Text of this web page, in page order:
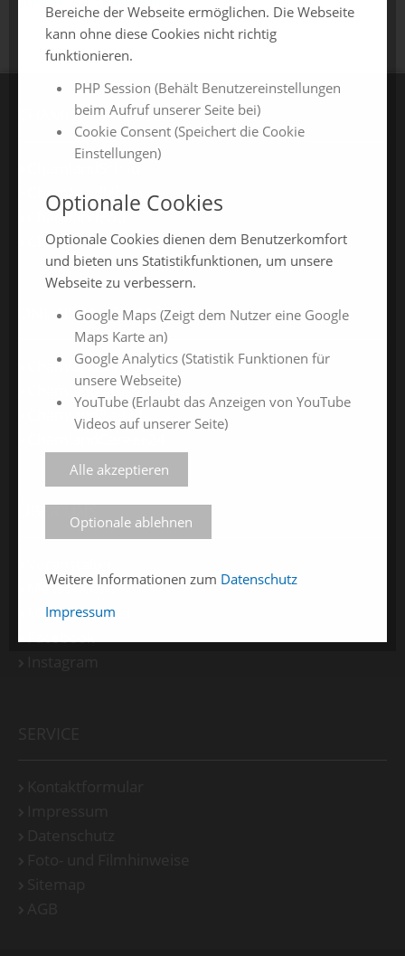
CHAMLAND MESSEN
ChamlandSchau
ChamLandleben
ChamlandBau
ChamlandCareer
ONLINE-JAHRESMESSEN
ChamlandSchau24
ChamlandVital24
ChamlandBau24
ÜBER UNS
Messe-News
Medienspiegel
Facebook
Bereiche der Webseite ermöglichen. Die Webseite
kann ohne diese Cookies nicht richtig
funktionieren.
PHP Session (Behält Benutzereinstellungen
beim Aufruf unserer Seite bei)
Cookie Consent (Speichert die Cookie
Einstellungen)
Optionale Cookies
Optionale Cookies dienen dem Benutzerkomfort
und bieten uns Statistikfunktionen, um unsere
Webseite zu verbessern.
Google Maps (Zeigt dem Nutzer eine Google
Maps Karte an)
Google Analytics (Statistik Funktionen für
unsere Webseite)
YouTube (Erlaubt das Anzeigen von YouTube
Videos auf unserer Seite)
Alle akzeptieren
Optionale ablehnen
Weitere Informationen zum Datenschutz
Impressum